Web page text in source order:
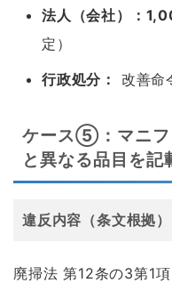
法人（会社）：
定）
行政処分：
改善命
ケース⑤：マニフ
と異なる品目を記
違反内容（条文根拠）
廃掃法 第12条の3第1